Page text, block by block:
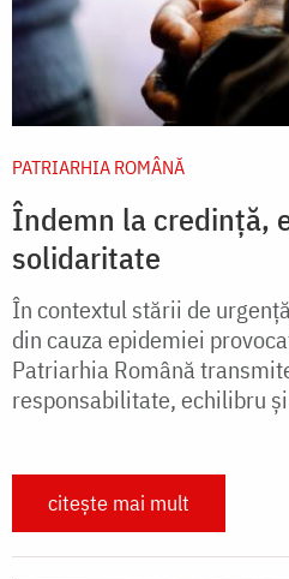
PATRIARHIA ROMÂNĂ
Îndemn la credință,
solidaritate
În contextul stării de
din cauza epidemiei
Patriarhia Română
responsabilitate, echilibru
citește mai mult